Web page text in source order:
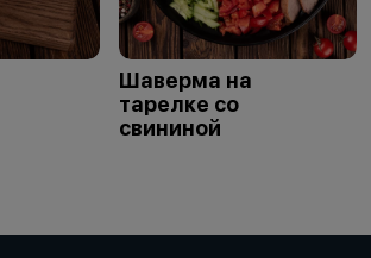
Шаверма на
тарелке со
свининой